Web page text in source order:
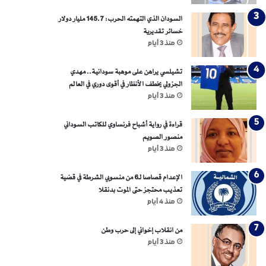
السودان الذي التهمته الحرب: 145.7 مليار دولار
خسائر تقديرية
منذ 3 أيام
تشيلسي يراهن على موهبة سودانية.. مهدي
الجزولي يخطف الأنظار في أقوى دوري في العالم
منذ 3 أيام
قراءة في رواية أشباح فرنساوي للكاتب السوداني
منصور الصويم
منذ 3 أيام
الإعدام قصاصا لـ6 من منسوبي الشرطة في قضية
تعذيب محتجز حتى الموت بدنقلا
منذ 4 أيام
من انقلاب إخواني إلى حرب وطن
منذ 3 أيام